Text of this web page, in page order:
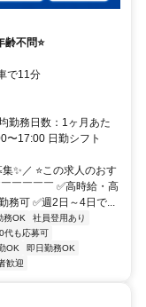
不問⭐
で11分
勤務日数：1ヶ月あた
〜17:00 日勤シフト
✨／ ⭐この求人のおす
￣￣￣￣ ✅高時給・高
可 ✅週2日～4日で...
務OK
社員登用あり
代も応募可
OK
即日勤務OK
歓迎